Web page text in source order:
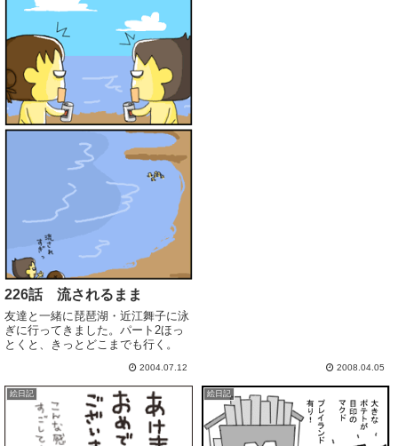
226話 流されるまま
友達と一緒に琵琶湖・近江舞子に泳
ぎに行ってきました。パート2ほっ
とくと、きっとどこまでも行く。
2004.07.12 2008.04.05
絵日記 絵日記